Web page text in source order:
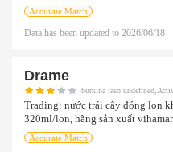
Accurate Match
Data has been updated to 2026/06/18
Drame
burkina faso
Trading: nước trái cây đóng lon
320ml/lon, hãng sản xuất
Accurate Match